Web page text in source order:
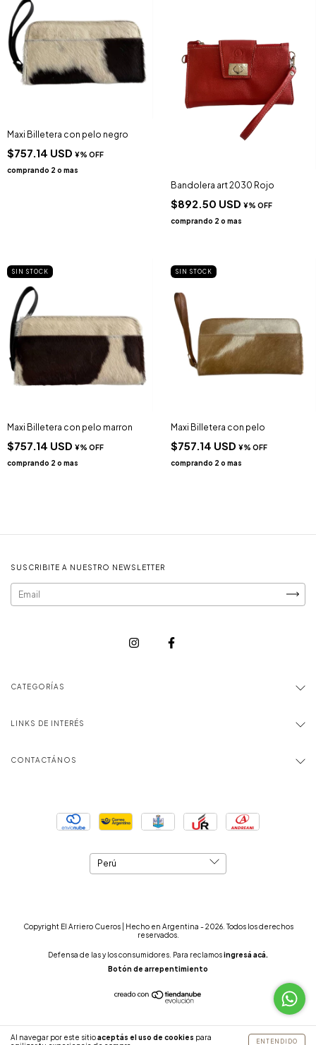
Al navegar por este sitioaceptás el uso de cookies para
ENTENDIDO
Maxi Billetera con pelo negro
$757.14 USD
Bandolera art 2030 Rojo
$892.50 USD
SIN STOCK
Maxi Billetera con pelo marron
$757.14 USD
SIN STOCK
Maxi Billetera con pelo
$757.14 USD
SUSCRIBITE A NUESTRO NEWSLETTER
CATEGORÍAS
LINKS DE INTERÉS
CONTACTÁNOS
Copyright El Arriero Cueros | Hecho en Argentina - 2026. Todos los derechos
reservados.
Defensa de las y los consumidores. Para reclamosingresá acá.
Botón de arrepentimiento